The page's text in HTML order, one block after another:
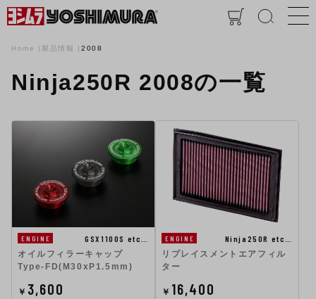
Home 製品情報 2008
Ninja250R 2008の一覧
ENGINE
GSX1100S etc…
オイルフィラーキャップ
Type-FD(M30xP1.5mm)
￥ 3,600
ENGINE
Ninja250R etc…
リプレイスメントエアフィル
ター
￥ 16,400